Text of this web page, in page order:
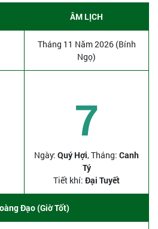
ÂM LỊCH
Tháng 11 Năm 2026 (Bính
Ngọ)
7
Ngày: Quý Hợi, Tháng: Canh
Tý
Tiết khí: Đại Tuyết
Đạo (Giờ Tốt)